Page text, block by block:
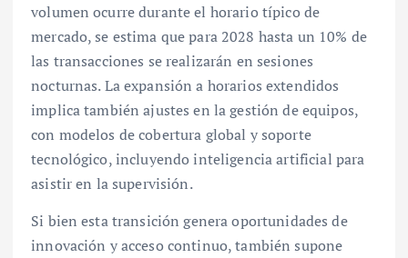
volumen ocurre durante el horario típico de
mercado, se estima que para 2028 hasta un 10% de
las transacciones se realizarán en sesiones
nocturnas. La expansión a horarios extendidos
implica también ajustes en la gestión de equipos,
con modelos de cobertura global y soporte
tecnológico, incluyendo inteligencia artificial para
asistir en la supervisión.
Si bien esta transición genera oportunidades de
innovación y acceso continuo, también supone